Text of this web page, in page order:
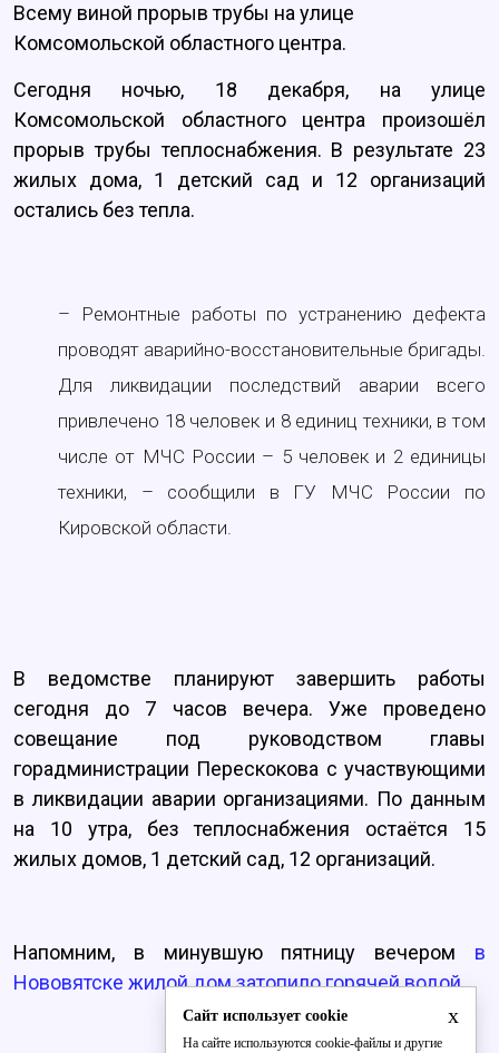
Всему виной прорыв трубы на улице
Комсомольской областного центра.
Сегодня ночью, 18 декабря, на улице
Комсомольской областного центра произошёл
прорыв трубы теплоснабжения. В результате 23
жилых дома, 1 детский сад и 12 организаций
остались без тепла.
– Ремонтные работы по устранению дефекта
проводят аварийно-восстановительные бригады.
Для ликвидации последствий аварии всего
привлечено 18 человек и 8 единиц техники, в том
числе от МЧС России – 5 человек и 2 единицы
техники, – сообщили в ГУ МЧС России по
Кировской области.
В ведомстве планируют завершить работы
сегодня до 7 часов вечера. Уже проведено
совещание под руководством главы
горадминистрации Перескокова с участвующими
в ликвидации аварии организациями. По данным
на 10 утра, без теплоснабжения остаётся 15
жилых домов, 1 детский сад, 12 организаций.
Напомним, в минувшую пятницу вечером в
Нововятске жилой дом затопило горячей водой.
x
Сайт использует cookie
На сайте используются cookie-файлы и другие